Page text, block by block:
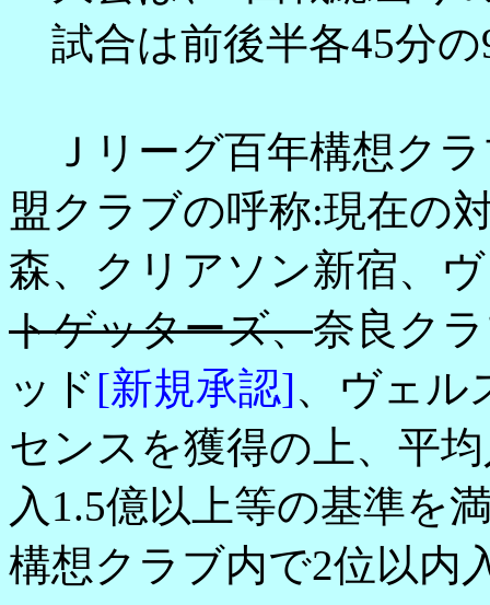
試合は前後半各45分の
Ｊリーグ百年構想ク
盟クラブの呼称:現在の
森、クリアソン新宿、
トゲッターズ、奈良ク
ッド[新規承認]、ヴェル
センスを獲得の上、平
入1.5億以上等の基準を
構想クラブ内で2位以内